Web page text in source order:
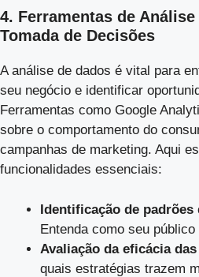
4. Ferramentas de
Tomada de Decisões
A análise de dados é vital para
seu negócio e identificar
Ferramentas como Google
sobre o comportamento do
campanhas de marketing. Aqui
funcionalidades essenciais:
Identificação de
Entenda como seu
Avaliação da eficácia
quais estratégias trazem